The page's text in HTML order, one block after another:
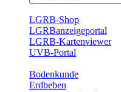
LGRB-Shop
LGRBanzeigeportal
LGRB-Kartenviewer
UVB-Portal
Bodenkunde
Erdbeben